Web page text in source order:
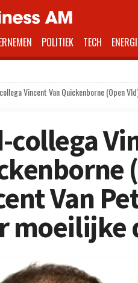
POLITIEK TECH
Vincent Van Quickenborne (Open
collega
Van
moeilijke